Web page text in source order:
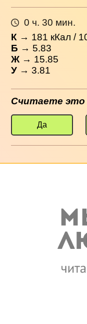
0 ч. 30 мин.
К → 181 кКал /
Б → 5.83
Ж → 15.85
У → 3.81
Считаете
Да